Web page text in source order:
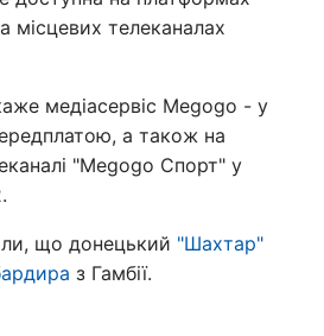
місцевих телеканалах
медіасервіс Megogo - у
а також на
"Megogo Спорт" у
що донецький "Шахтар"
з Гамбії.